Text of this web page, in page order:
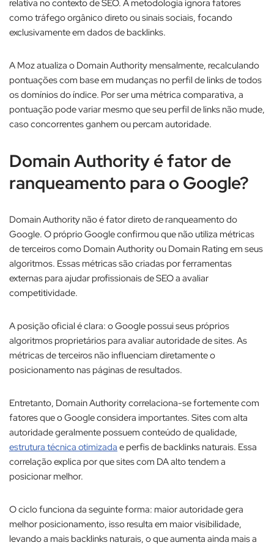
relativa no contexto de SEO. A metodologia ignora fatores
como tráfego orgânico direto ou sinais sociais, focando
exclusivamente em dados de backlinks.​
A Moz atualiza o Domain Authority mensalmente, recalculando
pontuações com base em mudanças no perfil de links de todos
os domínios do índice. Por ser uma métrica comparativa, a
pontuação pode variar mesmo que seu perfil de links não mude,
caso concorrentes ganhem ou percam autoridade.
Domain Authority é fator de
ranqueamento para o Google?
Domain Authority não é fator direto de ranqueamento do
Google. O próprio Google confirmou que não utiliza métricas
de terceiros como Domain Authority ou Domain Rating em seus
algoritmos. Essas métricas são criadas por ferramentas
externas para ajudar profissionais de SEO a avaliar
competitividade.​
A posição oficial é clara: o Google possui seus próprios
algoritmos proprietários para avaliar autoridade de sites. As
métricas de terceiros não influenciam diretamente o
posicionamento nas páginas de resultados.​
Entretanto, Domain Authority correlaciona-se fortemente com
fatores que o Google considera importantes. Sites com alta
autoridade geralmente possuem conteúdo de qualidade,
estrutura técnica otimizada e perfis de backlinks naturais. Essa
correlação explica por que sites com DA alto tendem a
posicionar melhor.​
O ciclo funciona da seguinte forma: maior autoridade gera
melhor posicionamento, isso resulta em maior visibilidade,
levando a mais backlinks naturais, o que aumenta ainda mais a